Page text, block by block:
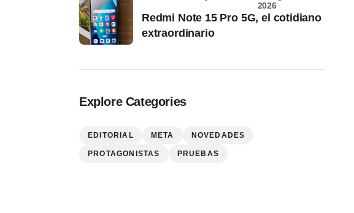
Redmi Note 15 Pro 5G, el cotidiano
extraordinario
2026
Explore Categories
EDITORIAL META NOVEDADES
PROTAGONISTAS PRUEBAS